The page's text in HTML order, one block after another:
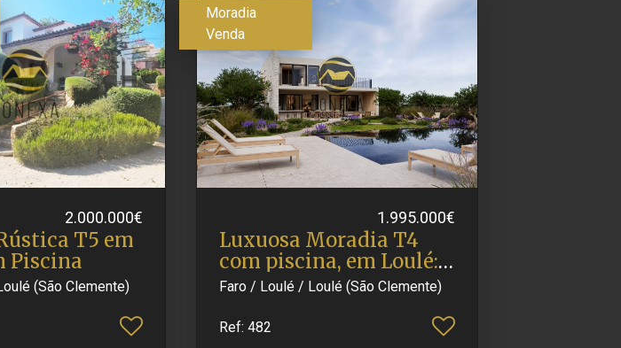
2.000.000€
T5 em
Piscina
(São Clemente)
Moradia
Venda
1.995.000€
Luxuosa Moradia T4
com piscina, em Loulé:
Des.​..
Faro / Loulé / Loulé (São Clemente)
Ref: 482